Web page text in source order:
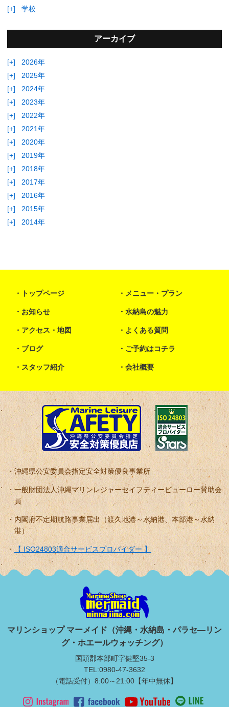
[+]
学校
アーカイブ
[+]
2026年
[+]
2025年
[+]
2024年
[+]
2023年
[+]
2022年
[+]
2021年
[+]
2020年
[+]
2019年
[+]
2018年
[+]
2017年
[+]
2016年
[+]
2015年
[+]
2014年
トップページ メニュー・プラン
お知らせ 水納島の魅力
アクセス・地図 よくある質問
ブログ ご予約はコチラ
スタッフ紹介 会社概要
沖縄県公安委員会指定安全対策優良事業所
一般財団法人沖縄マリンレジャーセイフティービューロー賛助会
員
内閣府不定期航路事業届出（渡久地港～水納港、本部港～水納
港）
【 ISO24803適合サービスプロバイダー 】
マリンショップ マーメイド（沖縄・水納島・パラセ―リン
グ・ホエールウォッチング）
国頭郡本部町字健堅35-3
TEL:0980-47-3632
（電話受付）8:00～21:00【年中無休】